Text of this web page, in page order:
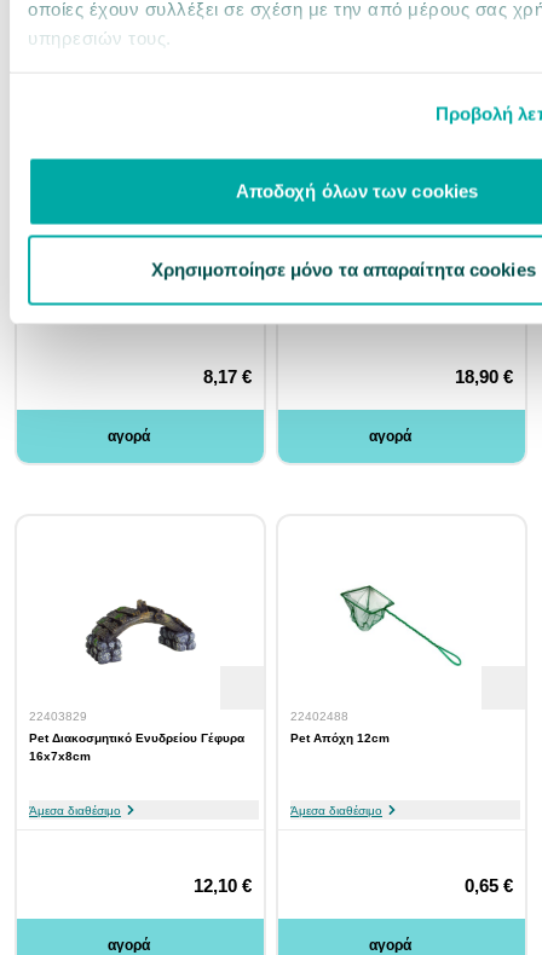
οποίες έχουν συλλέξει σε σχέση με την από μέρους σας
υπηρεσιών τους.
Προβολή
Αποδοχή όλων των cookies
Χρησιμοποίησε μόνο τα απαραίτητα cookies
Pet Διακοσμητικό Ενυδρείου Χταπόδι
Άμεσα διαθέσιμο
8,17 €
αγορά
Pet Διακοσμητικό Ενυδρείου Γέφυρα
Άμεσα διαθέσιμο
18,90 €
αγορά
22403829
Pet Διακοσμητικό Ενυδρείου Γέφυρα
16x7x8cm
Άμεσα διαθέσιμο
12,10 €
αγορά
22402488
Pet Απόχη 12cm
Άμεσα διαθέσιμο
0,65 €
αγορά